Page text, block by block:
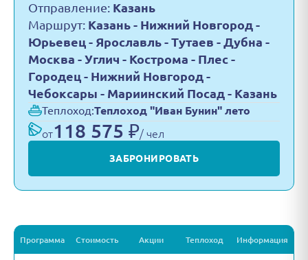
Отправление: Казань
Маршрут: Казань - Нижний Новгород -
Юрьевец - Ярославль - Тутаев - Дубна -
Москва - Углич - Кострома - Плес -
Городец - Нижний Новгород -
Чебоксары - Мариинский Посад - Казань
Теплоход:Теплоход "Иван Бунин" лето
от118 575 ₽/ чел
ЗАБРОНИРОВАТЬ
Программа Стоимость Акции Теплоход Информация